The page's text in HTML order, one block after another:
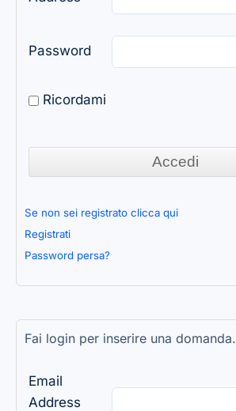
Password
Ricordami
Se non sei registrato clicca qui
Registrati
Password persa?
Fai login per inserire una domanda.
Email
Address